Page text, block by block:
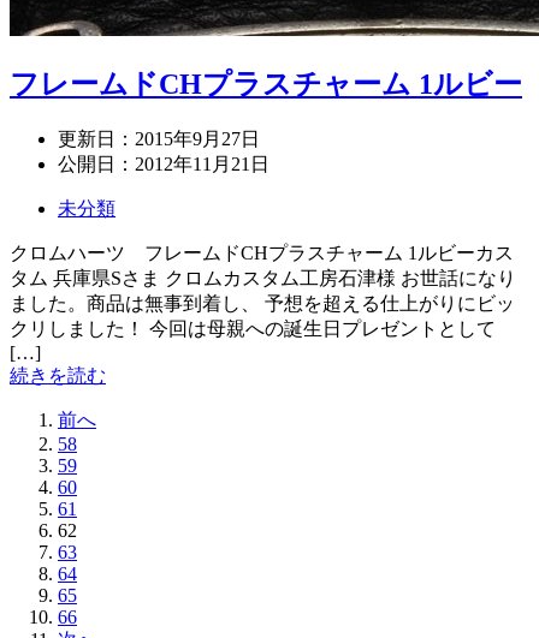
フレームドCHプラスチャーム 1ルビー
更新日： 2015年9月27日
公開日： 2012年11月21日
未分類
クロムハーツ フレームドCHプラスチャーム 1ルビーカス
タム 兵庫県Sさま クロムカスタム工房石津様 お世話になり
ました。商品は無事到着し、 予想を超える仕上がりにビッ
クリしました！ 今回は母親への誕生日プレゼントとして
[…]
続きを読む
前へ
58
59
60
61
62
63
64
65
66